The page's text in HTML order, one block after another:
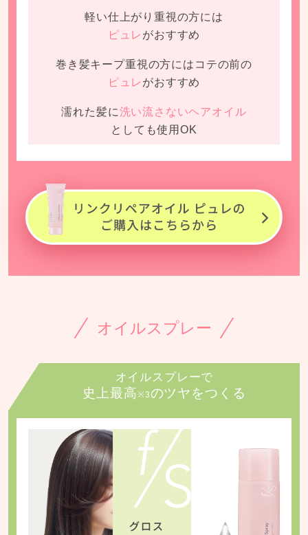
軽い仕上がり重視の方には
ピュレ がおすすめ
巻き髪キープ重視の方にはコテの前の
ピュレ がおすすめ
濡れた髪に洗い流さないヘアオイル
としても使用OK
オイルスプレー
オイルスプレーで
史上最高※3のツヤをつくる